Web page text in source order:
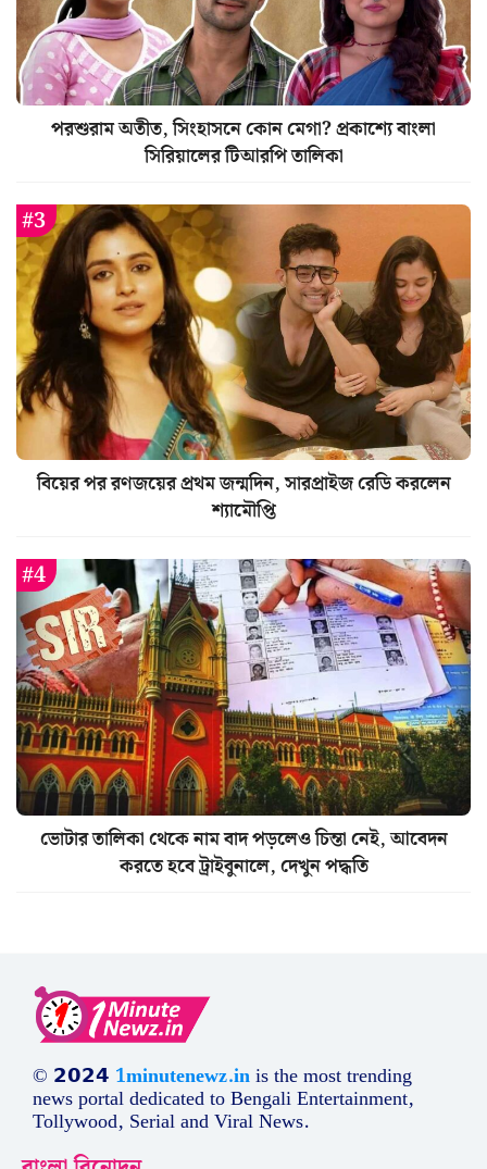
পরশুরাম অতীত, সিংহাসনে কোন মেগা? প্রকাশ্যে বাংলা
সিরিয়ালের টিআরপি তালিকা
বিয়ের পর রণজয়ের প্রথম জন্মদিন, সারপ্রাইজ রেডি করলেন
শ্যামৌপ্তি
ভোটার তালিকা থেকে নাম বাদ পড়লেও চিন্তা নেই, আবেদন
করতে হবে ট্রাইবুনালে, দেখুন পদ্ধতি
© 𝟮𝟬𝟮𝟰 1minutenewz.inis the most trending
news portal dedicated to Bengali Entertainment,
Tollywood, Serial and Viral News.